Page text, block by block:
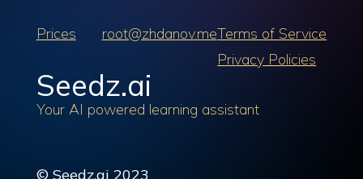
Prices root@zhdanov.meTerms of Service
Privacy Policies
Seedz.ai
Your AI powered learning assistant
© Seedz.ai 2023